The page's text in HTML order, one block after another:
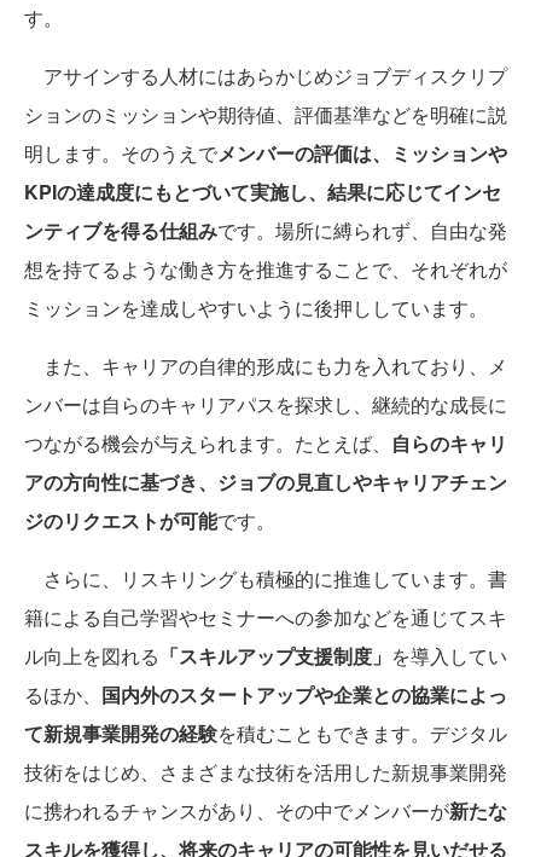
す。
アサインする人材にはあらかじめジョブディスクリプ
ションのミッションや期待値、評価基準などを明確に説
明します。そのうえでメンバーの評価は、ミッションや
KPIの達成度にもとづいて実施し、結果に応じてインセ
ンティブを得る仕組みです。場所に縛られず、自由な発
想を持てるような働き方を推進することで、それぞれが
ミッションを達成しやすいように後押ししています。
また、キャリアの自律的形成にも力を入れており、メ
ンバーは自らのキャリアパスを探求し、継続的な成長に
つながる機会が与えられます。たとえば、 自らのキャリ
アの方向性に基づき、ジョブの見直しやキャリアチェン
ジのリクエストが可能です。
さらに、リスキリングも積極的に推進しています。書
籍による自己学習やセミナーへの参加などを通じてスキ
ル向上を図れる 「スキルアップ支援制度」 を導入してい
るほか、 国内外のスタートアップや企業との協業によっ
て新規事業開発の経験を積むこともできます。デジタル
技術をはじめ、さまざまな技術を活用した新規事業開発
に携われるチャンスがあり、その中でメンバーが新たな
スキルを獲得し、将来のキャリアの可能性を見いだせる